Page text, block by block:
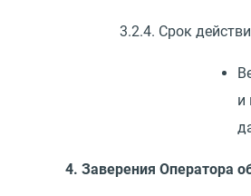
3.2.4. Срок
и
4. Заверения Оператора